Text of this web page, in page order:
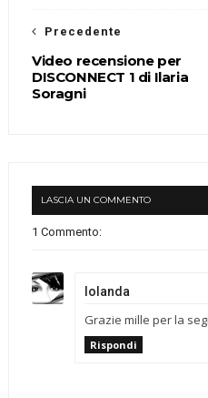
Precedente
Video recensione per
DISCONNECT 1 di Ilaria
Soragni
LASCIA UN COMMENTO
1 Commento:
Iolanda
Grazie mille per la
Rispondi